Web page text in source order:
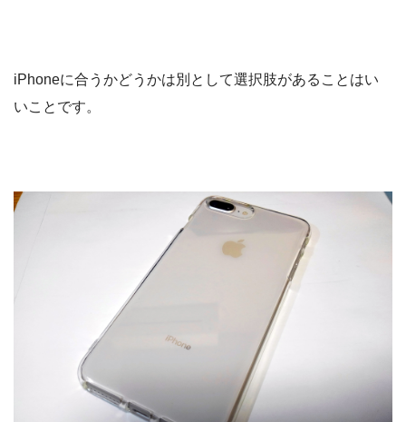
iPhoneに合うかどうかは別として選択肢があることはい
いことです。